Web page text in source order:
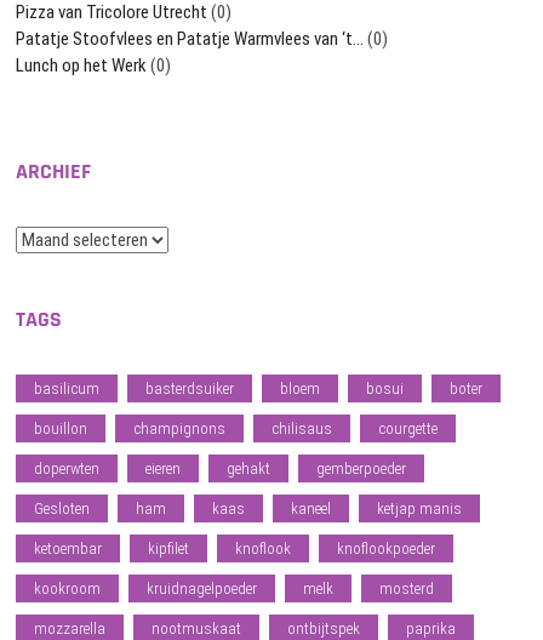
Pizza van Tricolore Utrecht (0)
Patatje Stoofvlees en Patatje Warmvlees van ‘t… (0)
Lunch op het Werk(0)
ARCHIEF
Archief
TAGS
basilicum basterdsuiker bloem bosui boter
bouillon champignons chilisaus courgette
doperwten eieren gehakt gemberpoeder
Gesloten ham kaas kaneel ketjap manis
ketoembar kipfilet knoflook knoflookpoeder
kookroom kruidnagelpoeder melk mosterd
mozzarella nootmuskaat ontbijtspek paprika